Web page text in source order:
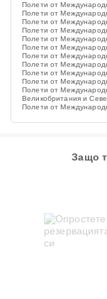
Полети от
Полети от
Полети от
Полети от
Полети от
Полети от
Полети от
Полети от
Полети от
Полети от
Полети от
Великобритания и
Полети от
Защо